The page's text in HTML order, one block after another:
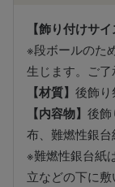
【飾り付けサイ
※段ボールのた
生じます。ご了
【材質】 後飾
【内容物】 後飾
布、難燃性銀台
※難燃性銀台紙
立などの下に敷